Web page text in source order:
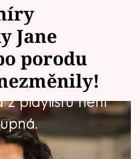
Jane
porodu
z playlistu není
ale jinak je to
z Texasu. Přesto si už
jako modelka a ve